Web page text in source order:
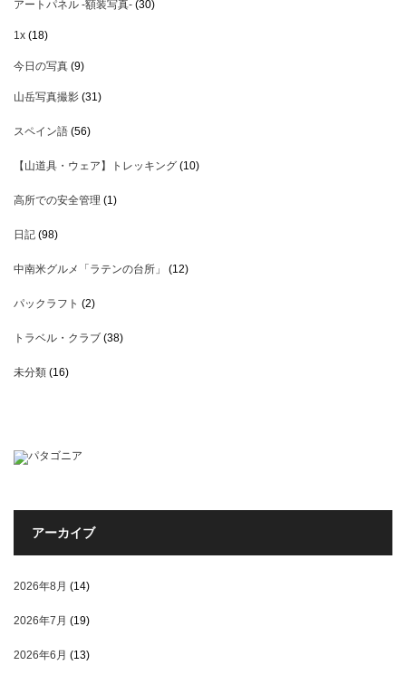
アートパネル -額装写真- (30)
1x (18)
今日の写真 (9)
山岳写真撮影 (31)
スペイン語 (56)
【山道具・ウェア】トレッキング (10)
高所での安全管理 (1)
日記 (98)
中南米グルメ「ラテンの台所」 (12)
パックラフト (2)
トラベル・クラブ (38)
未分類 (16)
アーカイブ
2026年8月 (14)
2026年7月 (19)
2026年6月 (13)